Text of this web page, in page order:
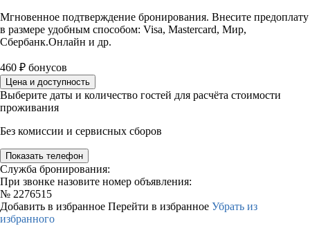
Мгновенное подтверждение бронирования. Внесите предоплату
в размере удобным способом: Visa, Mastercard, Мир,
Сбербанк.Онлайн и др.
460 ₽ бонусов
Цена и доступность
Выберите даты и количество гостей для расчёта стоимости
проживания
Без комиссии и сервисных сборов
Показать телефон
Служба бронирования:
При звонке назовите номер объявления:
№ 2276515
Добавить в избранное Перейти в избранное Убрать из
избранного